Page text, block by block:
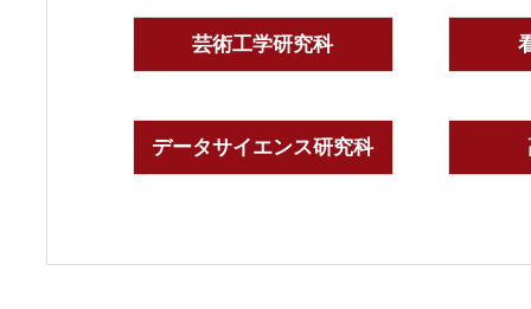
芸術工学研究科
データサイエンス研究科